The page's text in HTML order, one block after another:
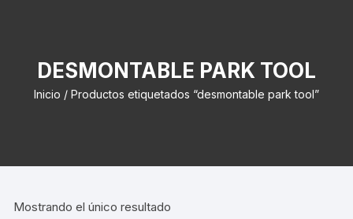
DESMONTABLE PARK TOOL
Inicio / Productos etiquetados “desmontable park tool”
Mostrando el único resultado